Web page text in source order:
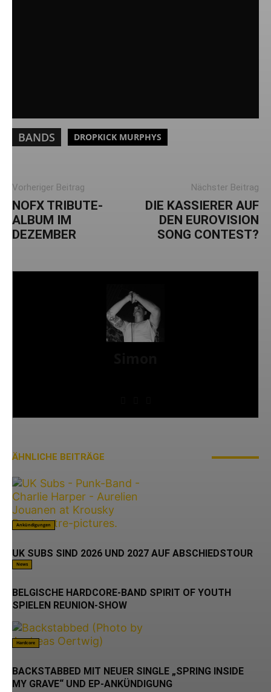
BANDS DROPKICK MURPHYS
Vorheriger Beitrag
NOFX TRIBUTE-
ALBUM IM
DEZEMBER
Nächster Beitrag
DIE KASSIERER AUF
DEN EUROVISION
SONG CONTEST?
ÄHNLICHE BEITRÄGE
Ankündigungen
UK SUBS SIND 2026 UND 2027 AUF ABSCHIEDSTOUR
News
BELGISCHE HARDCORE-BAND SPIRIT OF YOUTH
SPIELEN REUNION-SHOW
Hardcore
BACKSTABBED MIT NEUER SINGLE „SPRING INSIDE
MY GRAVE“ UND EP-ANKÜNDIGUNG